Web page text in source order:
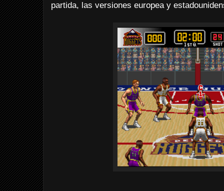
partida, las versiones europea y